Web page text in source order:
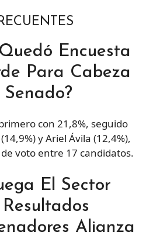
Encuesta
Para Cabeza
con 21,8%, seguido
y Ariel Ávila (12,4%),
voto entre 17 candidatos.
El Sector
Alianza